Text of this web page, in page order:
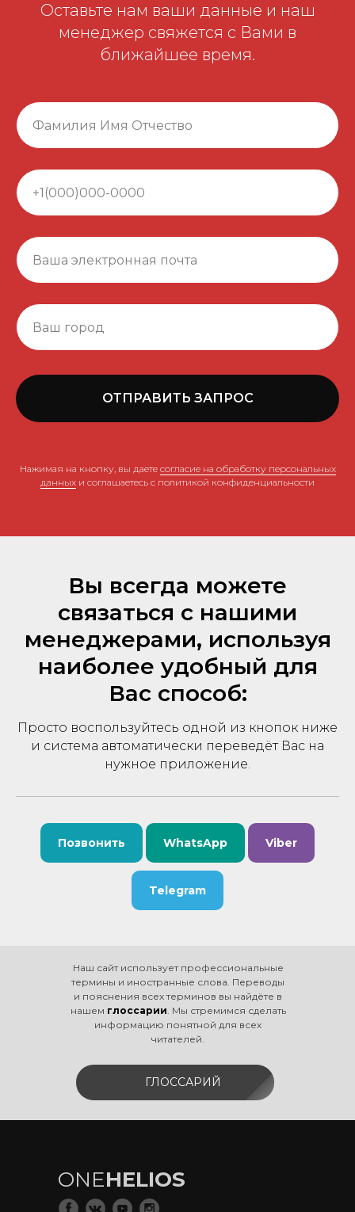
Оставьте нам ваши данные и наш
менеджер свяжется с Вами в
ближайшее время.
ОТПРАВИТЬ ЗАПРОС
Нажимая на кнопку, вы даете согласие на обработку персональных
данных и соглашаетесь c политикой конфиденциальности
Вы всегда можете
связаться с нашими
менеджерами, используя
наиболее удобный для
Вас способ:
Просто воспользуйтесь одной из кнопок ниже
и система автоматически переведёт Вас на
нужное приложение.
Позвонить WhatsApp Viber
Telegram
Наш сайт использует профессиональные
термины и иностранные слова. Переводы
и пояснения всех терминов вы найдёте в
нашем глоссарии . Мы стремимся сделать
информацию понятной для всех
читателей.
ГЛОССАРИЙ
ONEHELIOS